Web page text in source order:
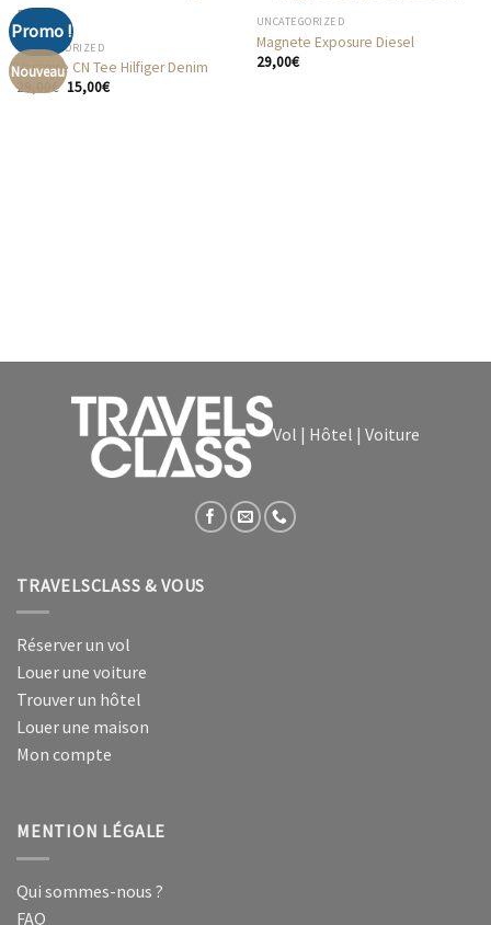
Promo !
Nouveau
UNCATEGORIZED
Varanise CN Tee Hilfiger Denim
29,00 € Le
prix
15,00€Le
UNCATEGORIZED
Magnete Exposure Diesel
29,00€
Vol | Hôtel | Voiture
TRAVELSCLASS & VOUS
Réserver un vol
Louer une voiture
Trouver un hôtel
Louer une maison
Mon compte
MENTION LÉGALE
Qui sommes-nous ?
FAQ